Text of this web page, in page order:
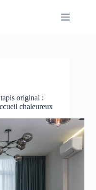
original :
chaleureux